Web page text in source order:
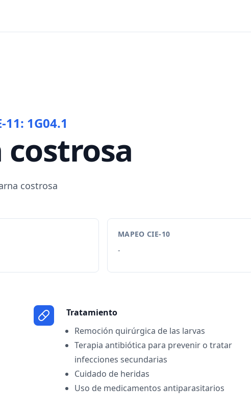
11: 1G04.1
costrosa
costrosa
MAPEO CIE-10
-
Tratamiento
Remoción quirúrgica de las larvas
Terapia antibiótica para prevenir o tratar
infecciones secundarias
Cuidado de heridas
Uso de medicamentos antiparasitarios